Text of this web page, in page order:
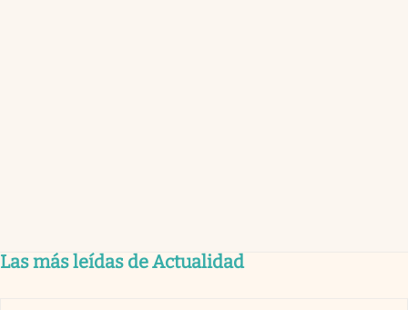
Las más leídas de Actualidad